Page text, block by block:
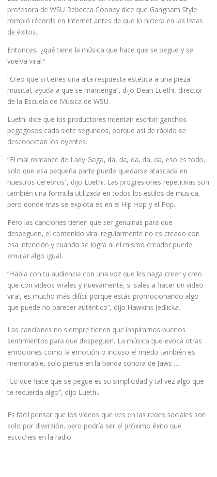
profesora de WSU Rebecca Cooney dice que Gangnam Style
rompió récords en Internet antes de que lo hiciera en las listas
de éxitos.
Entonces, ¿qué tiene la música que hace que se pegue y se
vuelva viral?
“Creo que si tienes una alta respuesta estética a una pieza
musical, ayuda a que se mantenga”, dijo Dean Luethi, director
de la Escuela de Música de WSU.
Luethi dice que los productores intentan escribir ganchos
pegagosos cada siete segundos, porque así de rápido se
desconectan los oyentes.
“El mal romance de Lady Gaga, da, da, da, da, da, eso es todo,
solo que esa pequeña parte puede quedarse atascada en
nuestros cerebros”, dijo Luethi. Las progresiones repetitivas son
también una formula utilizada en todos los estilos de musica,
pero donde mas se explota es en el Hip Hop y el Pop.
Pero las canciones tienen que ser genuinas para que
despeguen, el contenido viral regularmente no es creado con
esa intención y cuando se logra ni el mismo creador puede
emular algo igual.
“Habla con tu audiencia con una voz que les haga creer y creo
que con videos virales y nuevamente, si sales a hacer un video
viral, es mucho más difícil porque estás promocionando algo
que puede no parecer auténtico”, dijo Hawkins Jedlicka.
Las canciones no siempre tienen que inspirarnos buenos
sentimientos para que despeguen. La música que evoca otras
emociones como la emoción o incluso el miedo también es
memorable, solo piense en la banda sonora de Jaws …
“Lo que hace que se pegue es su simplicidad y tal vez algo que
te recuerda algo”, dijo Luethi.
Es fácil pensar que los vídeos que ves en las redes sociales son
solo por diversión, pero podría ser el próximo éxito que
escuches en la radio.